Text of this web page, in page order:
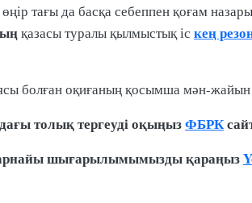
тағы да басқа себеппен қоғам
қазасы туралы қылмыстық іс кең
болған оқиғаның қосымша мән-жайын
толық тергеуді оқыңызФБРК
арнайы шығарылымымызды қараңыз